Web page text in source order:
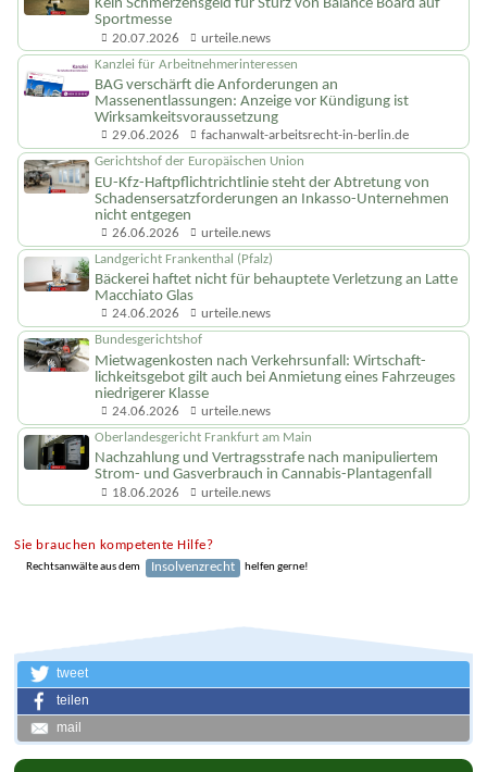
Kein Schmerzensgeld für Sturz von Balance Board auf
Sportmesse
20.07.2026 urteile.news
Kanzlei für Arbeitnehmerinteressen
BAG verschärft die Anforderungen an
Massenentlassungen: Anzeige vor Kündigung ist
Wirksamkeits­voraussetzung
29.06.2026 fachanwalt-arbeitsrecht-in-berlin.de
Gerichtshof der Europäischen Union
EU-Kfz-Haftpflicht­richtlinie steht der Abtretung von
Schadenser­satzforderungen an Inkasso-Unternehmen
nicht entgegen
26.06.2026 urteile.news
Landgericht Frankenthal (Pfalz)
Bäckerei haftet nicht für behauptete Verletzung an Latte
Macchiato Glas
24.06.2026 urteile.news
Bundesgerichtshof
Mietwagenkosten nach Verkehrsunfall: Wirtschaft­
lichkeitsgebot gilt auch bei Anmietung eines Fahrzeuges
niedrigerer Klasse
24.06.2026 urteile.news
Oberlandesgericht Frankfurt am Main
Nachzahlung und Vertragsstrafe nach manipuliertem
Strom- und Gasverbrauch in Cannabis-Plantagenfall
18.06.2026 urteile.news
Sie brauchen kompetente Hilfe?
Rechtsanwälte aus dem Insolvenzrecht helfen gerne!
tweet
teilen
mail